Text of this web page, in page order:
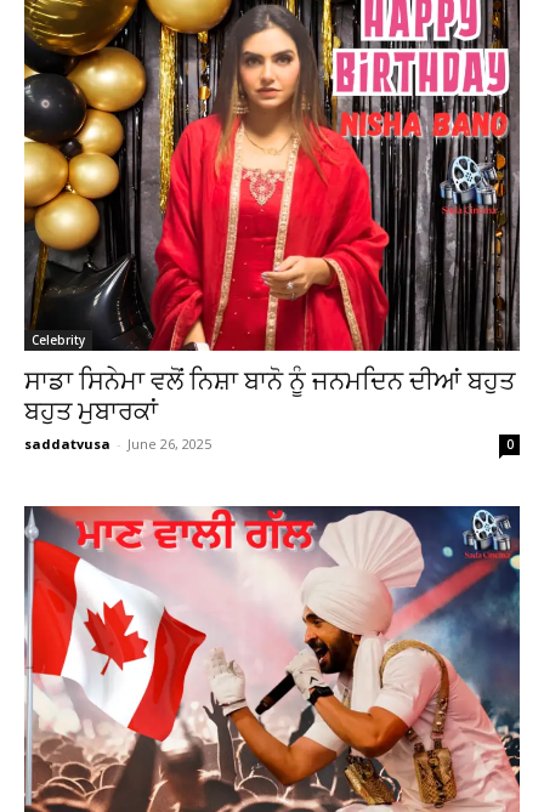
Celebrity
ਸਾਡਾ ਸਿਨੇਮਾ ਵਲੋਂ ਨਿਸ਼ਾ ਬਾਨੋ ਨੂੰ ਜਨਮਦਿਨ ਦੀਆਂ ਬਹੁਤ
ਬਹੁਤ ਮੁਬਾਰਕਾਂ
saddatvusa - June 26, 2025 0